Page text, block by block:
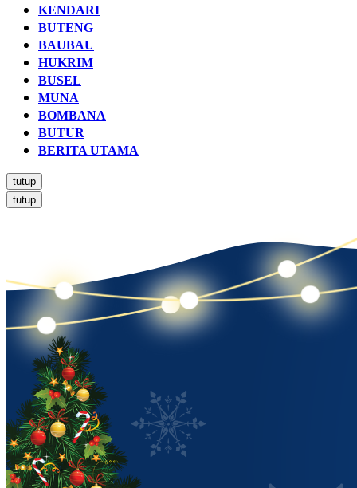
KENDARI
BUTENG
BAUBAU
HUKRIM
BUSEL
MUNA
BOMBANA
BUTUR
BERITA UTAMA
tutup
tutup